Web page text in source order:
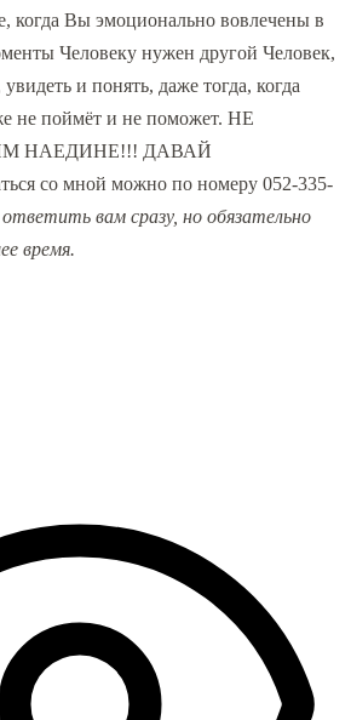
когда Вы эмоционально вовлечены в
Человеку нужен другой Человек,
и понять, даже тогда, когда
не поймёт и не поможет. НЕ
НАЕДИНЕ!!! ДАВАЙ
со мной можно по номеру 052-335-
ответить вам сразу, но обязательно
время.